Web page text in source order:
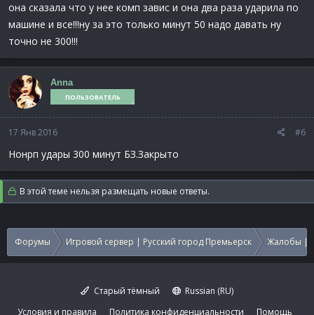
она сказала что у нее комп завис и она два раза ударила по
машине и все!!!ну за это только минут 50 надо давать ну
точно не 300!!!
Anna
ПОЛЬЗОВАТЕЛЬ
17 Янв 2016 #6
Нонрп удары 300 минут БЗ.Закрыто
В этой теме нельзя размещать новые ответы.
Форумы Игровой сервер | Русский город Премьерск Жалобы |
Старый тёмный
Russian (RU)
Условия и правила
Политика конфиденциальности Помощь